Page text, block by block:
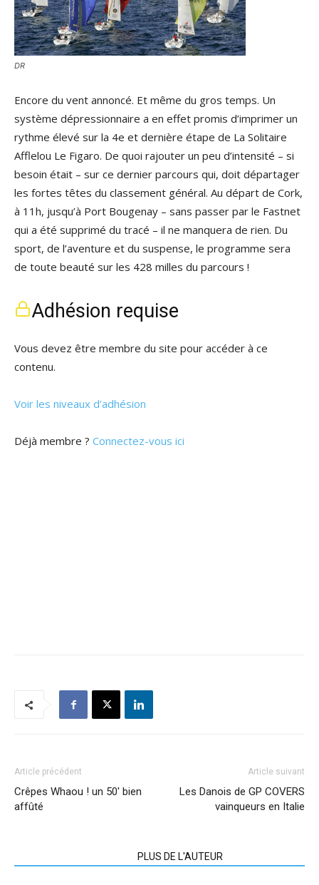
DR
Encore du vent annoncé. Et même du gros temps. Un
système dépressionnaire a en effet promis d’imprimer un
rythme élevé sur la 4e et dernière étape de La Solitaire
Afflelou Le Figaro. De quoi rajouter un peu d’intensité – si
besoin était – sur ce dernier parcours qui, doit départager
les fortes têtes du classement général. Au départ de Cork,
à 11h, jusqu’à Port Bougenay – sans passer par le Fastnet
qui a été supprimé du tracé – il ne manquera de rien. Du
sport, de l’aventure et du suspense, le programme sera
de toute beauté sur les 428 milles du parcours !
Adhésion requise
Vous devez être membre du site pour accéder à ce
contenu.
Voir les niveaux d’adhésion
Déjà membre ? Connectez-vous ici
Article précédent
Crêpes Whaou ! un 50′ bien
affûté
Article suivant
Les Danois de GP COVERS
vainqueurs en Italie
PLUS DE L'AUTEUR